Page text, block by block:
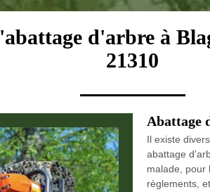
d'arbre à
21310
Abattage
Il existe
abattage
malade, pour
règlements,